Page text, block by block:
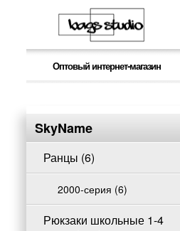
Оптовый интернет-магазин
SkyName
Ранцы (6)
2000-серия (6)
Рюкзаки школьные 1-4